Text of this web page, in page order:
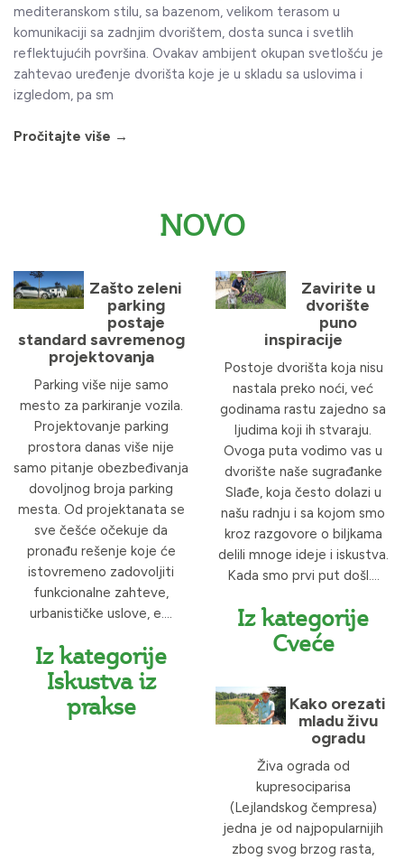
mediteranskom stilu, sa bazenom, velikom terasom u
komunikaciji sa zadnjim dvorištem, dosta sunca i svetlih
reflektujućih površina. Ovakav ambijent okupan svetlošću je
zahtevao uređenje dvorišta koje je u skladu sa uslovima i
izgledom, pa sm
Pročitajte više →
NOVO
Zašto zeleni
parking
postaje
standard savremenog
projektovanja
Parking više nije samo
mesto za parkiranje vozila.
Projektovanje parking
prostora danas više nije
samo pitanje obezbeđivanja
dovoljnog broja parking
mesta. Od projektanata se
sve češće očekuje da
pronađu rešenje koje će
istovremeno zadovoljiti
funkcionalne zahteve,
urbanističke uslove, e....
Iz kategorije
Iskustva iz
prakse
Zavirite u
dvorište
puno
inspiracije
Postoje dvorišta koja nisu
nastala preko noći, već
godinama rastu zajedno sa
ljudima koji ih stvaraju.
Ovoga puta vodimo vas u
dvorište naše sugrađanke
Slađe, koja često dolazi u
našu radnju i sa kojom smo
kroz razgovore o biljkama
delili mnoge ideje i iskustva.
Kada smo prvi put došl....
Iz kategorije
Cveće
Kako orezati
mladu živu
ogradu
Živa ograda od
kupresociparisa
(Lejlandskog čempresa)
jedna je od najpopularnijih
zbog svog brzog rasta,